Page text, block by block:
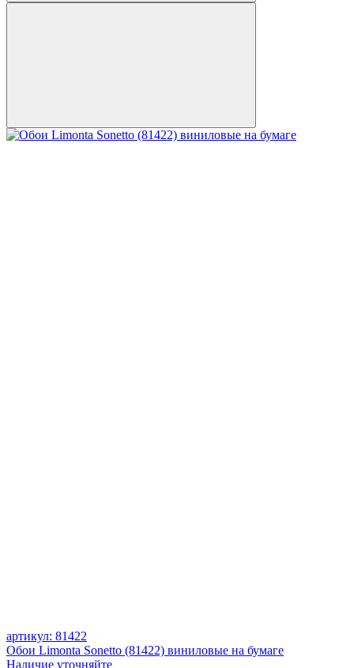
артикул: 81422
Обои Limonta Sonetto (81422) виниловые на бумаге
Наличие уточняйте